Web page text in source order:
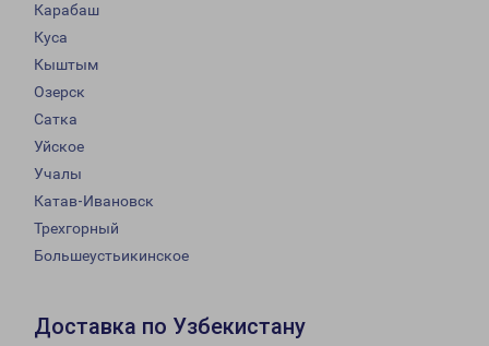
Карабаш
Куса
Кыштым
Озерск
Сатка
Уйское
Учалы
Катав-Ивановск
Трехгорный
Большеустьикинское
Доставка по Узбекистану